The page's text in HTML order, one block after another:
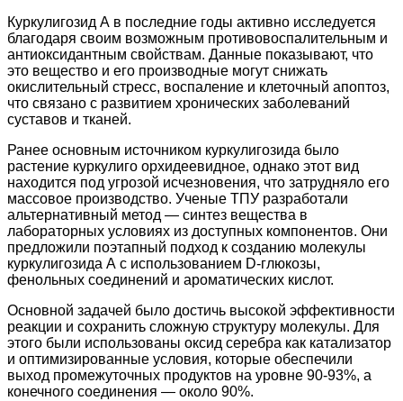
Куркулигозид А в последние годы активно исследуется
благодаря своим возможным противовоспалительным и
антиоксидантным свойствам. Данные показывают, что
это вещество и его производные могут снижать
окислительный стресс, воспаление и клеточный апоптоз,
что связано с развитием хронических заболеваний
суставов и тканей.
Ранее основным источником куркулигозида было
растение куркулиго орхидеевидное, однако этот вид
находится под угрозой исчезновения, что затрудняло его
массовое производство. Ученые ТПУ разработали
альтернативный метод — синтез вещества в
лабораторных условиях из доступных компонентов. Они
предложили поэтапный подход к созданию молекулы
куркулигозида А с использованием D-глюкозы,
фенольных соединений и ароматических кислот.
Основной задачей было достичь высокой эффективности
реакции и сохранить сложную структуру молекулы. Для
этого были использованы оксид серебра как катализатор
и оптимизированные условия, которые обеспечили
выход промежуточных продуктов на уровне 90-93%, а
конечного соединения — около 90%.